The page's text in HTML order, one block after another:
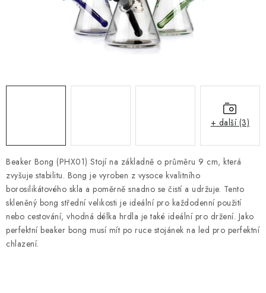
Kamenný obchod Hodnocení obchodu
Doprava & Platba
Beaker Bong (PHX01) Stojí na základně o průměru 9 cm, která
zvyšuje stabilitu. Bong je vyroben z vysoce kvalitního
borosilikátového skla a poměrně snadno se čistí a udržuje. Tento
skleněný bong střední velikosti je ideální pro každodenní použití
nebo cestování, vhodná délka hrdla je také ideální pro držení. Jako
perfektní beaker bong musí mít po ruce stojánek na led pro perfektní
chlazení.
+ další (3)